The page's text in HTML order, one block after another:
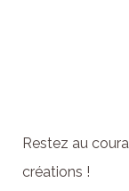
Restez au
créations !